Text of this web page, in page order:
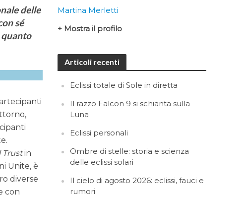
delle
sé
Trustin
Unite, è
diverse
con
Martina Merletti
+ Mostra il profilo
Articoli recenti
Eclissi totale di Sole in diretta
Il razzo Falcon 9 si schianta sulla
Luna
Eclissi personali
Ombre di stelle: storia e scienza
delle eclissi solari
Il cielo di agosto 2026: eclissi, fauci e
rumori